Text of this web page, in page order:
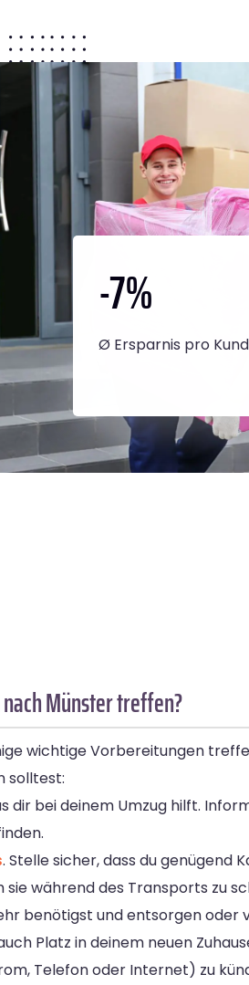
-7%
Ø Ersparnis pro
Münster treffen?
wichtige Vorbereitungen
solltest:
bei deinem Umzug hilft.
. Stelle sicher, dass du genügend
während des Transports zu
benötigst und entsorgen oder
Platz in deinem neuen
Telefon oder Internet) zu